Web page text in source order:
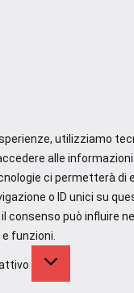
utilizziamo
alle informazioni
ci permetterà di
o ID unici su
consenso può influire
funzioni.